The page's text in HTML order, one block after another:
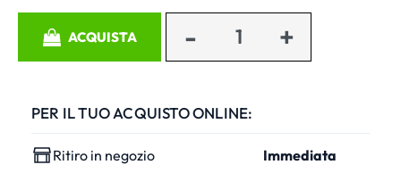
ACQUISTA
PER IL TUO ACQUISTO ONLINE:
Ritiro in negozio
Immediata